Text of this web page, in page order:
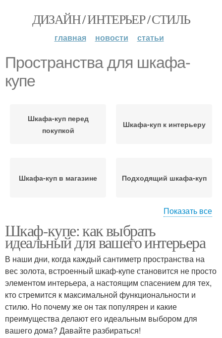
ДИЗАЙН / ИНТЕРЬЕР / СТИЛЬ
главная новости статьи
Пространства для шкафа-
купе
Шкафа-куп перед
покупкой
Шкафа-куп к интерьеру
Шкафа-куп в магазине Подходящий шкафа-куп
максимального
удобства
Идеальный шкафа-куп
Шкафа-куп под
интерьер
Шкафа-куп в
современном
интерьере
Шкафа-куп на общий
Показать все
Шкаф-купе: как выбрать
идеальный для вашего интерьера
В наши дни, когда каждый сантиметр пространства на
вес золота, встроенный шкаф-купе становится не просто
элементом интерьера, а настоящим спасением для тех,
кто стремится к максимальной функциональности и
стилю. Но почему же он так популярен и какие
преимущества делают его идеальным выбором для
вашего дома? Давайте разбираться!